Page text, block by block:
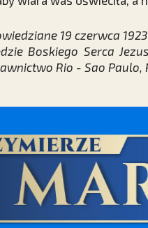
19 czerwca
Boskiego Serca
Rio - Sao Paulo,